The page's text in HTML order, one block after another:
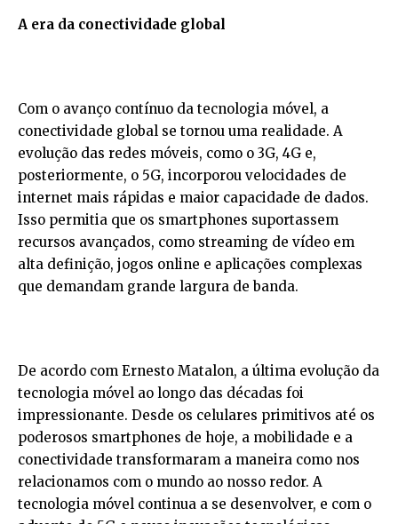
A era da conectividade global
Com o avanço contínuo da tecnologia móvel, a
conectividade global se tornou uma realidade. A
evolução das redes móveis, como o 3G, 4G e,
posteriormente, o 5G, incorporou velocidades de
internet mais rápidas e maior capacidade de dados.
Isso permitia que os smartphones suportassem
recursos avançados, como streaming de vídeo em
alta definição, jogos online e aplicações complexas
que demandam grande largura de banda.
De acordo com Ernesto Matalon, a última evolução da
tecnologia móvel ao longo das décadas foi
impressionante. Desde os celulares primitivos até os
poderosos smartphones de hoje, a mobilidade e a
conectividade transformaram a maneira como nos
relacionamos com o mundo ao nosso redor. A
tecnologia móvel continua a se desenvolver, e com o